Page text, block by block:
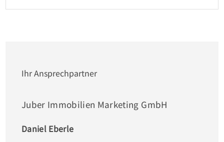
Balkon ist überdacht und kann vom Wohnzimmer
Kellergeschoss des Hauses stehen dem Mieter noch
nutzbarer Fahrradkeller zur Verfügung. Ein
Waschmaschine innerhalb der Wohnung in der
Ihr Ansprechpartner
Juber Immobilien Marketing GmbH
Daniel Eberle